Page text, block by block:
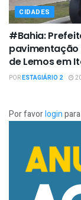
CIDADES
#Bahia:
pavimentação
de Lemos em
PORESTAGIÁRIO 2
Por favorlogin